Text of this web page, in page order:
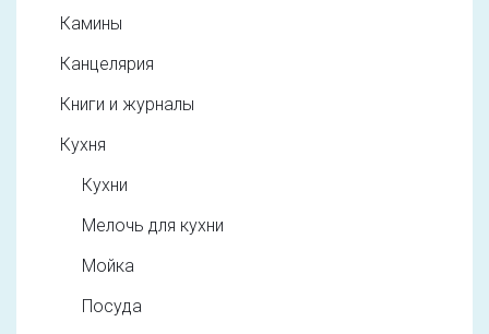
Камины
Канцелярия
Книги и журналы
Кухня
Кухни
Мелочь для кухни
Мойка
Посуда